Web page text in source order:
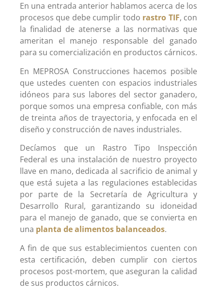
En una entrada anterior hablamos acerca de los
procesos que debe cumplir todo rastro TIF, con
la finalidad de atenerse a las normativas que
ameritan el manejo responsable del ganado
para su comercialización en productos cárnicos.
En MEPROSA Construcciones hacemos posible
que ustedes cuenten con espacios industriales
idóneos para sus labores del sector ganadero,
porque somos una empresa confiable, con más
de treinta años de trayectoria, y enfocada en el
diseño y construcción de naves industriales.
Decíamos que un Rastro Tipo Inspección
Federal es una instalación de nuestro proyecto
llave en mano, dedicada al sacrificio de animal y
que está sujeta a las regulaciones establecidas
por parte de la Secretaría de Agricultura y
Desarrollo Rural, garantizando su idoneidad
para el manejo de ganado, que se convierta en
una planta de alimentos balanceados.
A fin de que sus establecimientos cuenten con
esta certificación, deben cumplir con ciertos
procesos post-mortem, que aseguran la calidad
de sus productos cárnicos.